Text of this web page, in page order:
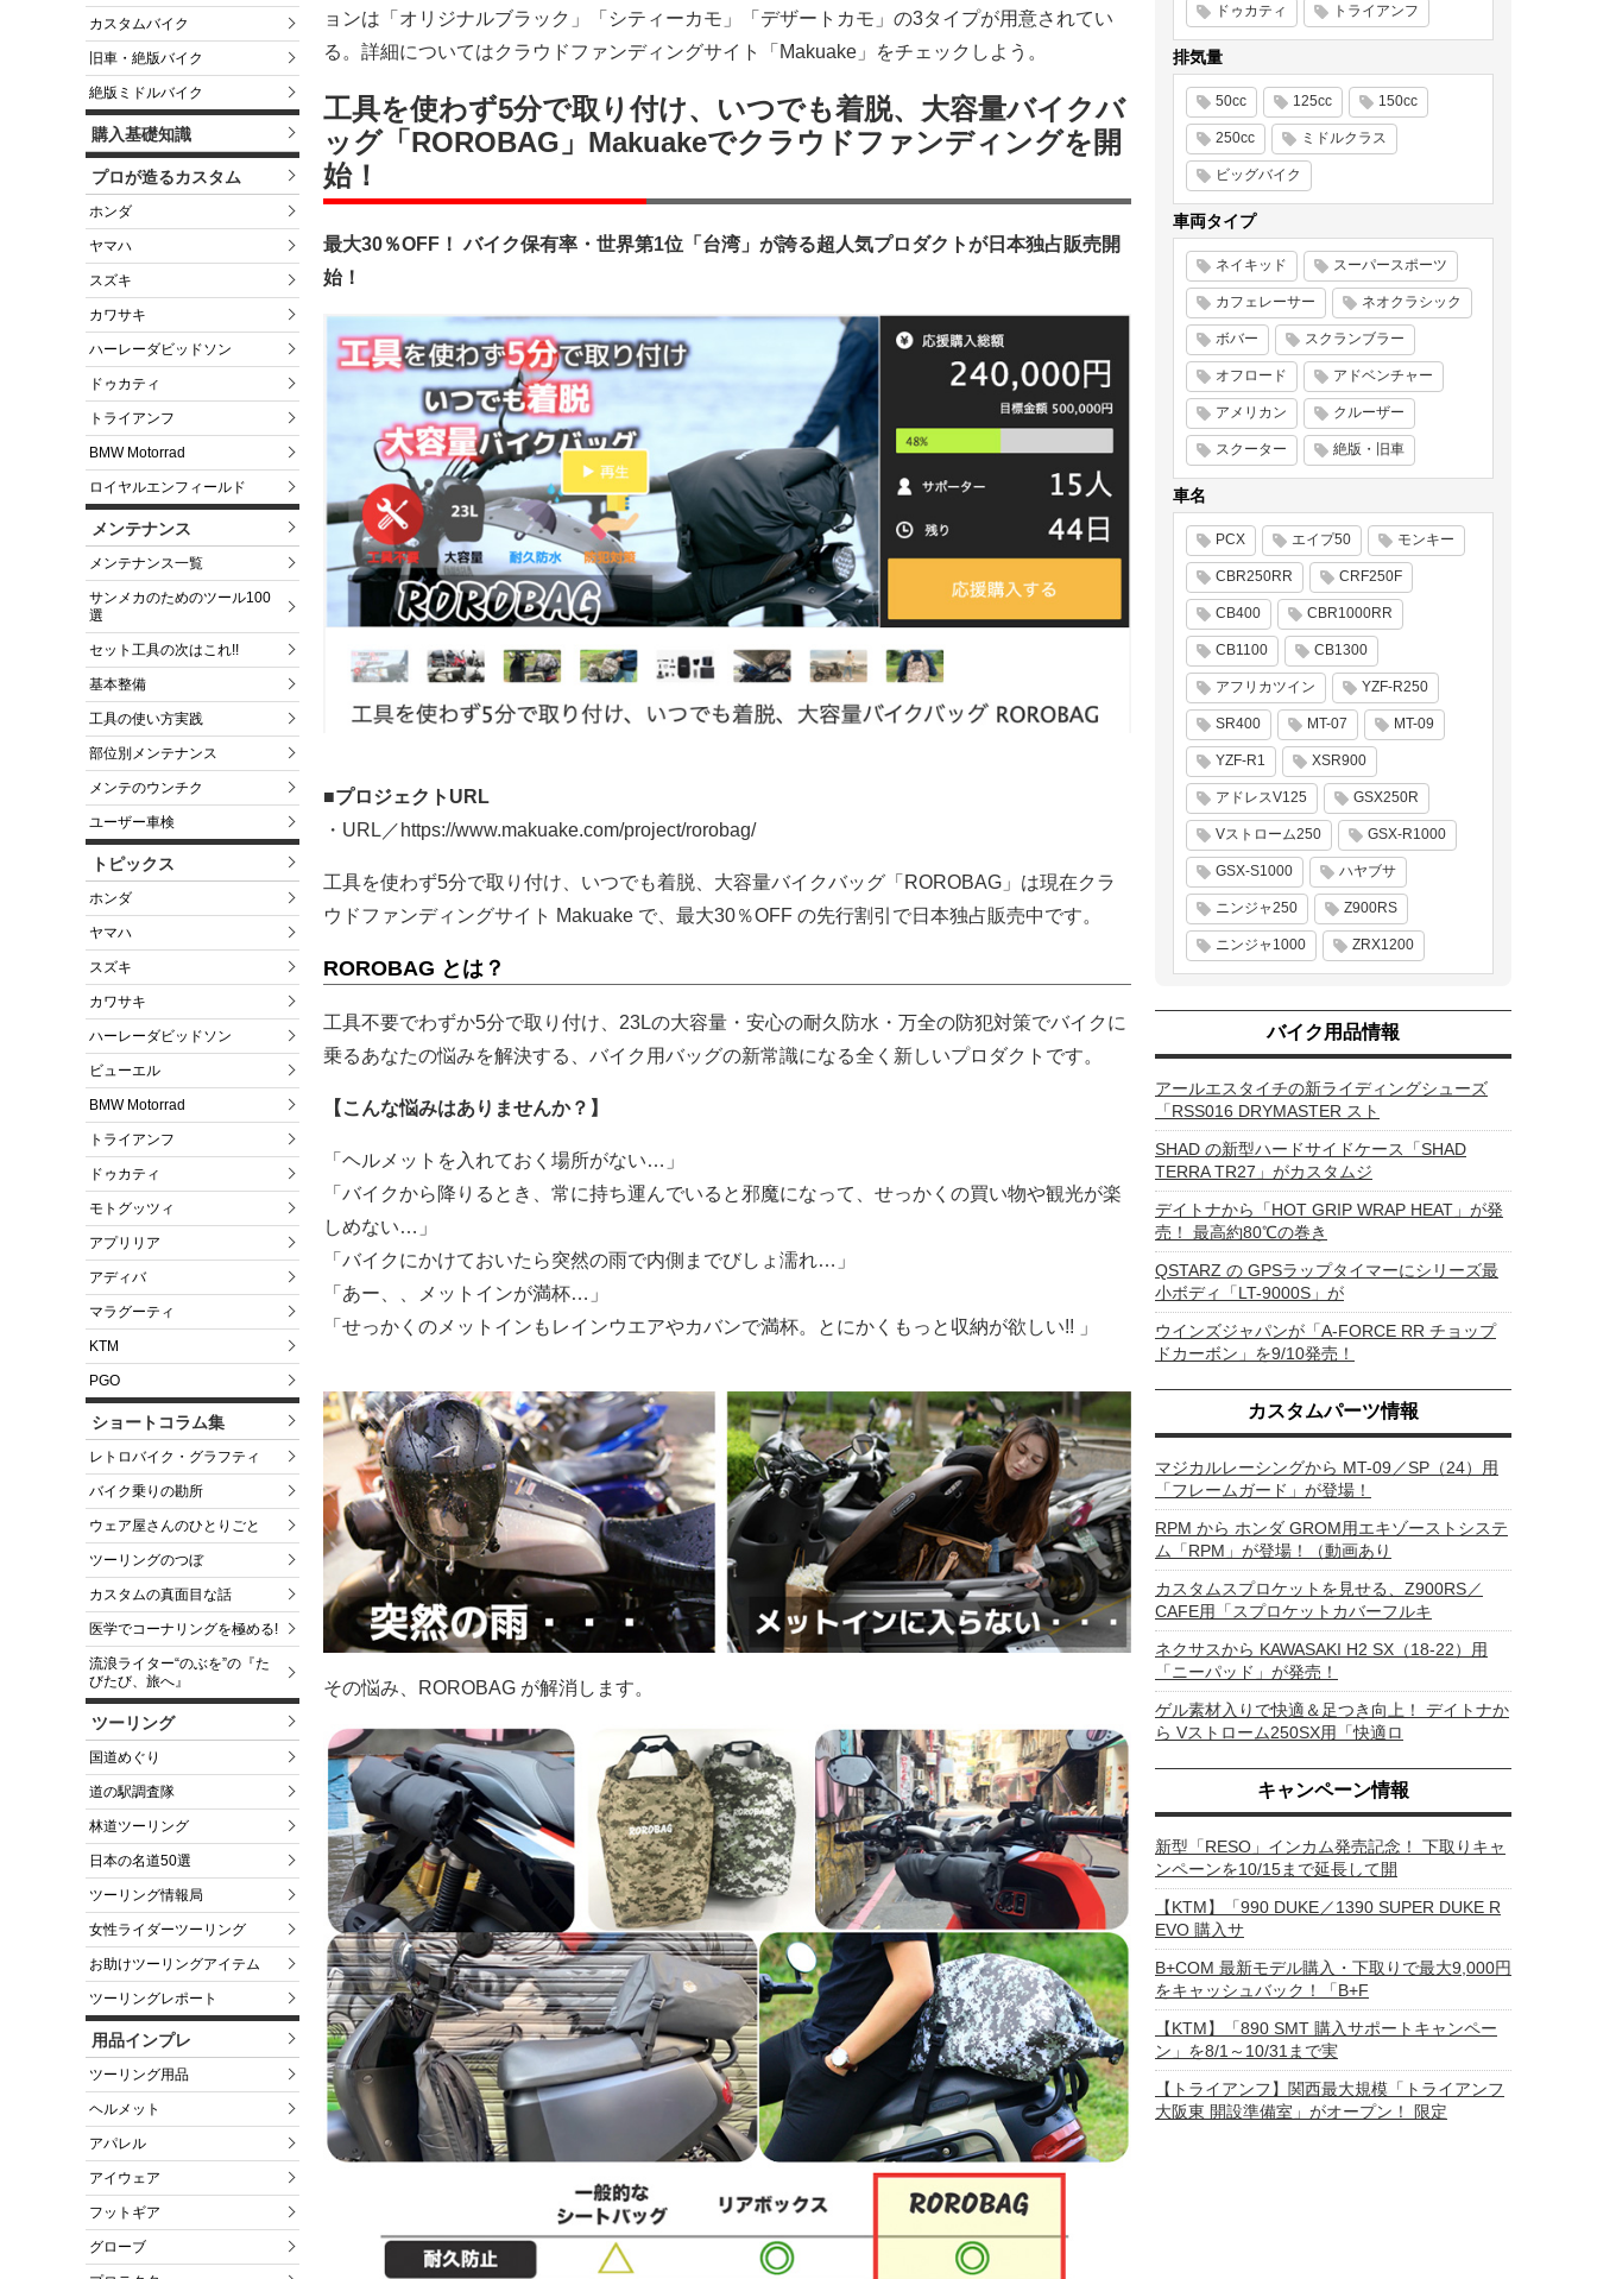
カスタムバイク
旧車・絶版バイク
絶版ミドルバイク
購入基礎知識
プロが造るカスタム
ホンダ
ヤマハ
スズキ
カワサキ
ハーレーダビッドソン
ドゥカティ
トライアンフ
BMW Motorrad
ロイヤルエンフィールド
メンテナンス
メンテナンス一覧
サンメカのためのツール100
選
セット工具の次はこれ!!
基本整備
工具の使い方実践
部位別メンテナンス
メンテのウンチク
ユーザー車検
トピックス
ホンダ
ヤマハ
スズキ
カワサキ
ハーレーダビッドソン
ビューエル
BMW Motorrad
トライアンフ
ドゥカティ
モトグッツィ
アプリリア
アディバ
マラグーティ
KTM
PGO
ショートコラム集
レトロバイク・グラフティ
バイク乗りの勘所
ウェア屋さんのひとりごと
ツーリングのつぼ
カスタムの真面目な話
医学でコーナリングを極める!
流浪ライター“のぶを”の『た
びたび、旅へ』
ツーリング
国道めぐり
道の駅調査隊
林道ツーリング
日本の名道50選
ツーリング情報局
女性ライダーツーリング
お助けツーリングアイテム
ツーリングレポート
用品インプレ
ツーリング用品
ヘルメット
アパレル
アイウェア
フットギア
グローブ
ョンは「オリジナルブラック」「シティーカモ」「デザートカモ」の3タイプが用意されてい
る。詳細についてはクラウドファンディングサイト「Makuake」をチェックしよう。
工具を使わず5分で取り付け、いつでも着脱、大容量バイクバ
ッグ「ROROBAG」Makuakeでクラウドファンディングを開
始！
最大30％OFF！ バイク保有率・世界第1位「台湾」が誇る超人気プロダクトが日本独占販売開
始！
■プロジェクトURL
・URL／https://www.makuake.com/project/rorobag/
工具を使わず5分で取り付け、いつでも着脱、大容量バイクバッグ「ROROBAG」は現在クラ
ウドファンディングサイト Makuake で、最大30％OFF の先行割引で日本独占販売中です。
ROROBAG とは？
工具不要でわずか5分で取り付け、23Lの大容量・安心の耐久防水・万全の防犯対策でバイクに
乗るあなたの悩みを解決する、バイク用バッグの新常識になる全く新しいプロダクトです。
【こんな悩みはありませんか？】
「ヘルメットを入れておく場所がない…」
「バイクから降りるとき、常に持ち運んでいると邪魔になって、せっかくの買い物や観光が楽
しめない…」
「バイクにかけておいたら突然の雨で内側までびしょ濡れ…」
「あー、、メットインが満杯…」
「せっかくのメットインもレインウエアやカバンで満杯。とにかくもっと収納が欲しい!! 」
その悩み、ROROBAG が解消します。
ドゥカティ トライアンフ
排気量
50cc 125cc 150cc
250cc ミドルクラス
ビッグバイク
車両タイプ
ネイキッド スーパースポーツ
カフェレーサー ネオクラシック
ボバー スクランブラー
オフロード アドベンチャー
アメリカン クルーザー
スクーター 絶版・旧車
車名
PCX エイプ50 モンキー
CBR250RR CRF250F
CB400 CBR1000RR
CB1100 CB1300
アフリカツイン YZF-R250
SR400 MT-07 MT-09
YZF-R1 XSR900
アドレスV125 GSX250R
Vストローム250 GSX-R1000
GSX-S1000 ハヤブサ
ニンジャ250 Z900RS
ニンジャ1000 ZRX1200
バイク用品情報
アールエスタイチの新ライディングシューズ
「RSS016 DRYMASTER スト
SHAD の新型ハードサイドケース「SHAD
TERRA TR27」がカスタムジ
デイトナから「HOT GRIP WRAP HEAT」が発
売！ 最高約80℃の巻き
QSTARZ の GPSラップタイマーにシリーズ最
小ボディ「LT-9000S」が
ウインズジャパンが「A-FORCE RR チョップ
ドカーボン」を9/10発売！
カスタムパーツ情報
マジカルレーシングから MT-09／SP（24）用
「フレームガード」が登場！
RPM から ホンダ GROM用エキゾーストシステ
ム「RPM」が登場！（動画あり
カスタムスプロケットを見せる、Z900RS／
CAFE用「スプロケットカバーフルキ
ネクサスから KAWASAKI H2 SX（18-22）用
「ニーパッド」が発売！
ゲル素材入りで快適＆足つき向上！ デイトナか
ら Vストローム250SX用「快適ロ
キャンペーン情報
新型「RESO」インカム発売記念！ 下取りキャ
ンペーンを10/15まで延長して開
【KTM】「990 DUKE／1390 SUPER DUKE R
EVO 購入サ
B+COM 最新モデル購入・下取りで最大9,000円
をキャッシュバック！「B+F
【KTM】「890 SMT 購入サポートキャンペー
ン」を8/1～10/31まで実
【トライアンフ】関西最大規模「トライアンフ
大阪東 開設準備室」がオープン！ 限定